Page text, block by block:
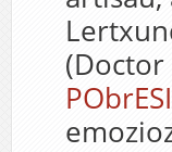
(Doctor